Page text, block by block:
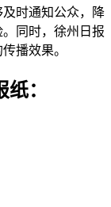
时通知公众，降
同时，徐州日报
播效果。
：